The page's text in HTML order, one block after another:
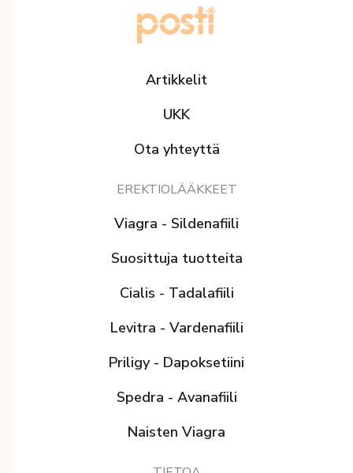
Artikkelit
UKK
Ota yhteyttä
EREKTIOLÄÄKKEET
Viagra - Sildenafiili
Suosittuja tuotteita
Cialis - Tadalafiili
Levitra - Vardenafiili
Priligy - Dapoksetiini
Spedra - Avanafiili
Naisten Viagra